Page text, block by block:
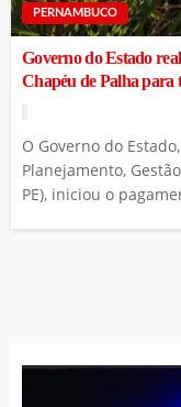
PERNAMBUCO
Governo do Estado
Chapéu de Palha para
O Governo do
Planejamento,
PE), iniciou o